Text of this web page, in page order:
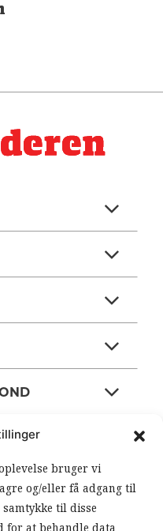
bruger vi
og/eller få adgang til
til disse
for at behandle data